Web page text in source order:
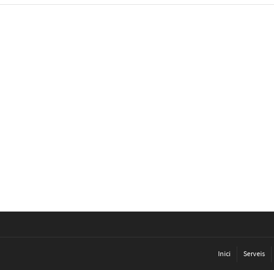
Inici Serveis